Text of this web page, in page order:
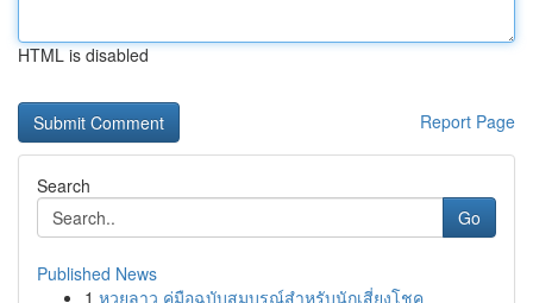
HTML is disabled
Report Page
Search
Go
Published News
1 หวยลาว คู่มือฉบับสมบูรณ์สำหรับนักเสี่ยงโชค